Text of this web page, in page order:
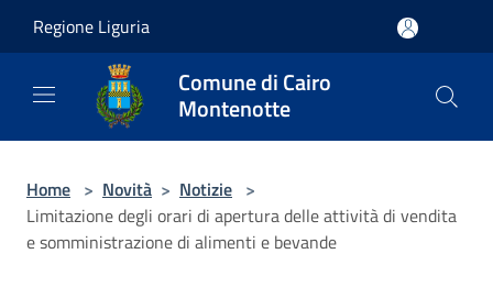
Regione Liguria
Comune di Cairo
Montenotte
Home > Novità > Notizie >
Limitazione degli orari di apertura delle attività di vendita
e somministrazione di alimenti e bevande